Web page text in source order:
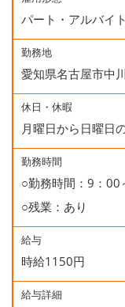
パート・アルバイト
勤務地
愛知県名古屋市中
休日・休暇
月曜日から日曜日
勤務時間
○勤務時間：9：00
○残業：あり
給与
時給1150円
給与詳細